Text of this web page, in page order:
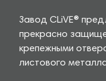
Завод CLiVE®
прекрасно
крепежными
листового